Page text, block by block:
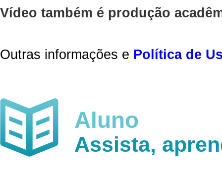
Vídeo também é produção
Outras informações e Política de
Aluno
Assista,